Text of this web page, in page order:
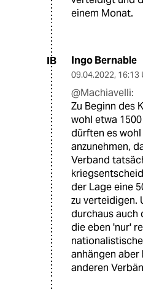
einem Monat.
IB Ingo Bernable
09.04.2022, 16:13
@Machiavelli:
Zu Beginn des
wohl etwa
dürften es
anzunehmen,
Verband
der Lage eine
zu verteidigen.
durchaus auch
die eben 'nur'
anhängen aber
anderen